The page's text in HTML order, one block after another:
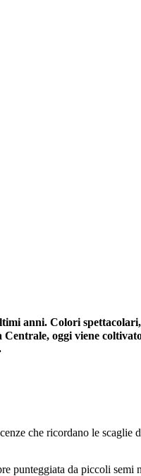
anni. Colori
oggi viene
che ricordano le
punteggiata da piccoli